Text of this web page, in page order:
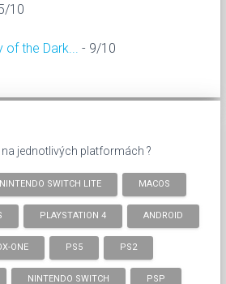
10
the Dark...
- 9/10
na jednotlivých platformách ?
NINTENDO SWITCH LITE MACOS
PLAYSTATION 4 ANDROID
ONE PS5 PS2
NINTENDO SWITCH PSP